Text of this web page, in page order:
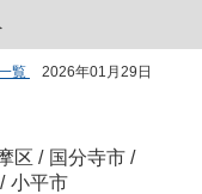
覧 2026年01月29日
区 / 国分寺市 /
/ 小平市